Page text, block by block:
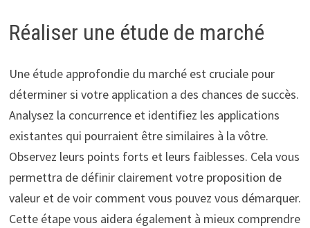
Réaliser une étude de marché
Une étude approfondie du marché est cruciale pour
déterminer si votre application a des chances de succès.
Analysez la concurrence et identifiez les applications
existantes qui pourraient être similaires à la vôtre.
Observez leurs points forts et leurs faiblesses. Cela vous
permettra de définir clairement votre proposition de
valeur et de voir comment vous pouvez vous démarquer.
Cette étape vous aidera également à mieux comprendre